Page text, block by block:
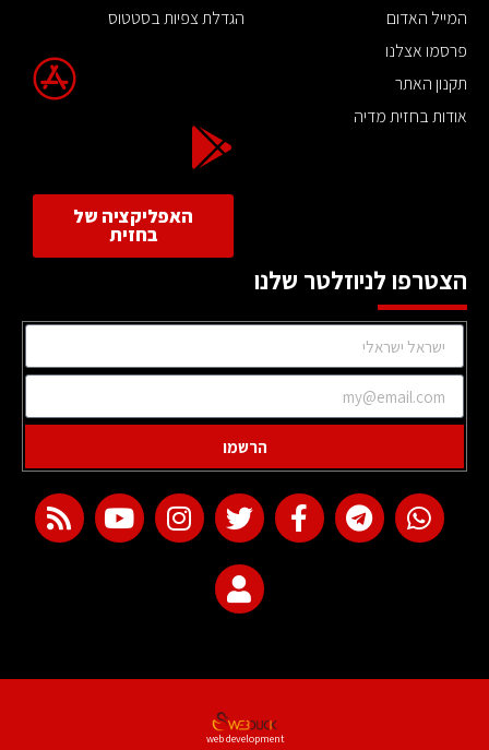
המייל האדום
פרסמו אצלנו
תקנון האתר
אודות בחזית מדיה
הגדלת צפיות בסטטוס
האפליקציה של
בחזית
הצטרפו לניוזלטר שלנו
הרשמו
web development